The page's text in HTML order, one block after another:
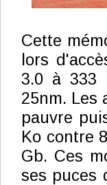
Cette
lors
3.0 à 333
25nm. Les
pauvre
Ko contre
Gb. Ces
ses puces